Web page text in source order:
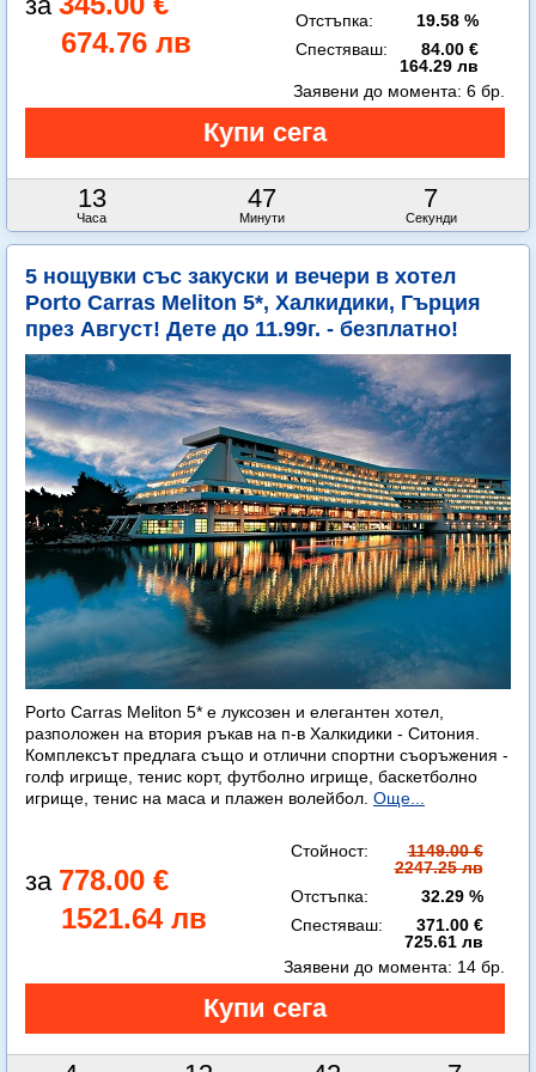
674.76 лв
Отстъпка:
19.58 %
Спестяваш:
84.00 €
164.29 лв
13
Часа
47
Минути
5
Секунди
Заявени до момента: 6 бр.
5 нощувки със закуски и вечери в хотел
Porto Carras Meliton 5*, Халкидики, Гърция
през Август! Дете до 11.99г. - безплатно!
Porto Carras Meliton 5* е луксозен и елегантен хотел,
разположен на втория ръкав на п-в Халкидики - Ситония.
Комплексът предлага също и отлични спортни съоръжения -
голф игрище, тенис корт, футболно игрище, баскетболно
игрище, тенис на маса и плажен волейбол. Още...
778.00 €
1521.64 лв
Стойност:
1149.00 €
2247.25 лв
Отстъпка:
32.29 %
Спестяваш:
371.00 €
725.61 лв
Заявени до момента: 14 бр.